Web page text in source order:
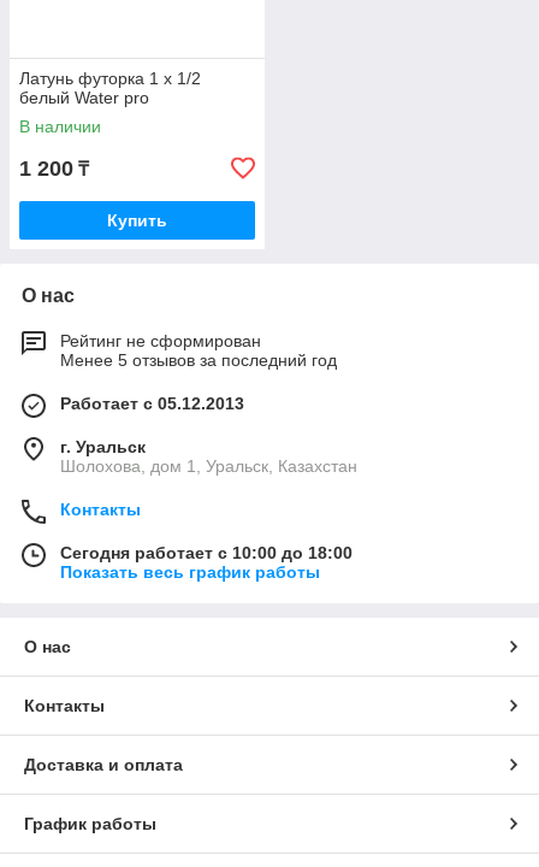
Латунь футорка 1 х 1/2
белый Water pro
В наличии
1 200 ₸
Купить
О нас
Рейтинг не сформирован
Менее 5 отзывов за последний год
Работает с 05.12.2013
г. Уральск
Шолохова, дом 1, Уральск, Казахстан
Контакты
Сегодня работает с 10:00 до 18:00
Показать весь график работы
О нас
Контакты
Доставка и оплата
График работы